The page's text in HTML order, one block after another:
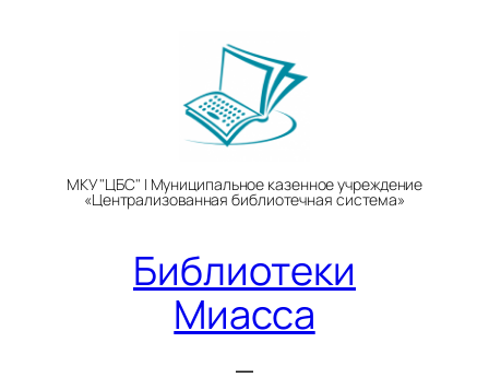
МКУ "ЦБС" | Муниципальное казенное учреждение
«Централизованная библиотечная система»
Библиотеки
Миасса